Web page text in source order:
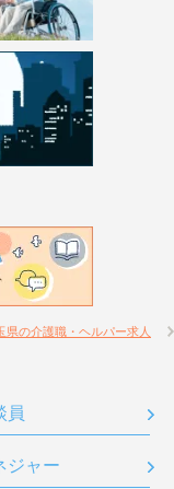
県の介護職・ヘルパー求人
員
ジャー